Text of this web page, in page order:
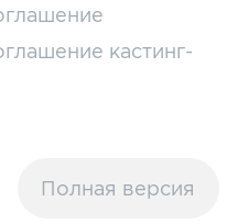
кастинг-
Полная версия